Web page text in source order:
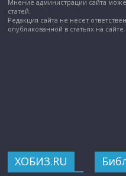
Мнение администрации сайта
статей.
Редакция сайта не несет
опубликованной в статьях на сайте.
ХОБИЗ.RU